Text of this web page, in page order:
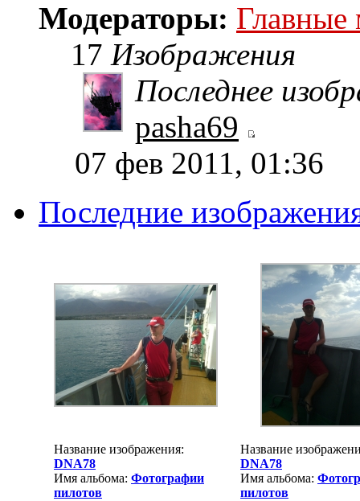
Модераторы: Главные
17 Изображения
Последнее
pasha69
07 фев 2011, 01:36
Последние
Название изображения:
DNA78
Имя альбома: Фотографии
пилотов
Название
DNA78
Имя альбома:
пилотов